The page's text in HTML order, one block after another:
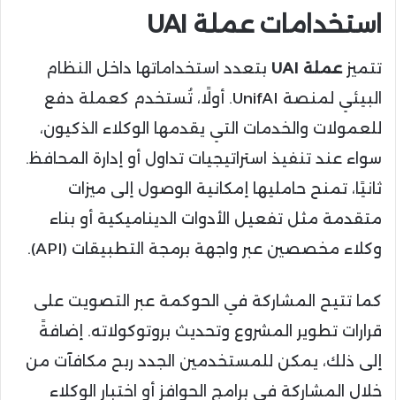
استخدامات عملة UAI
تتميزعملة UAI
بتعدد استخداماتها داخل النظام
البيئي لمنصة UnifAI. أولًا، تُستخدم كعملة دفع
للعمولات والخدمات التي يقدمها الوكلاء الذكيون،
سواء عند تنفيذ استراتيجيات تداول أو إدارة المحافظ.
ثانيًا، تمنح حامليها إمكانية الوصول إلى ميزات
متقدمة مثل تفعيل الأدوات الديناميكية أو بناء
وكلاء مخصصين عبر واجهة برمجة التطبيقات (API).
كما تتيح المشاركة في الحوكمة عبر التصويت على
قرارات تطوير المشروع وتحديث بروتوكولاته. إضافةً
إلى ذلك، يمكن للمستخدمين الجدد ربح مكافآت من
خلال المشاركة في برامج الحوافز أو اختبار الوكلاء